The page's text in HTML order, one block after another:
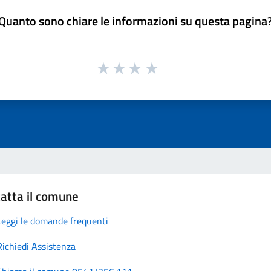
sono chiare le informazioni su questa
il comune
le domande frequenti
Assistenza